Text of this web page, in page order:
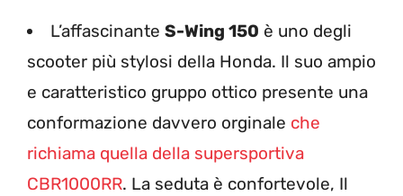
L’affascinante S-Wing 150 è uno degli
scooter più stylosi della Honda. Il suo ampio
e caratteristico gruppo ottico presente una
conformazione davvero orginale che
richiama quella della supersportiva
CBR1000RR. La seduta è confortevole, Il